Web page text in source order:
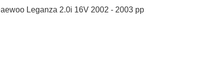
Leganza 2.0i 16V 2002 - 2003 рр